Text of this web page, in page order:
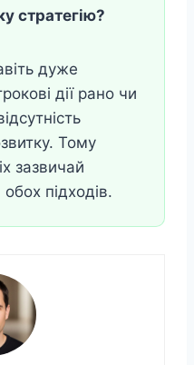
стратегію?
дуже
дії рано чи
Тому
зазвичай
підходів.